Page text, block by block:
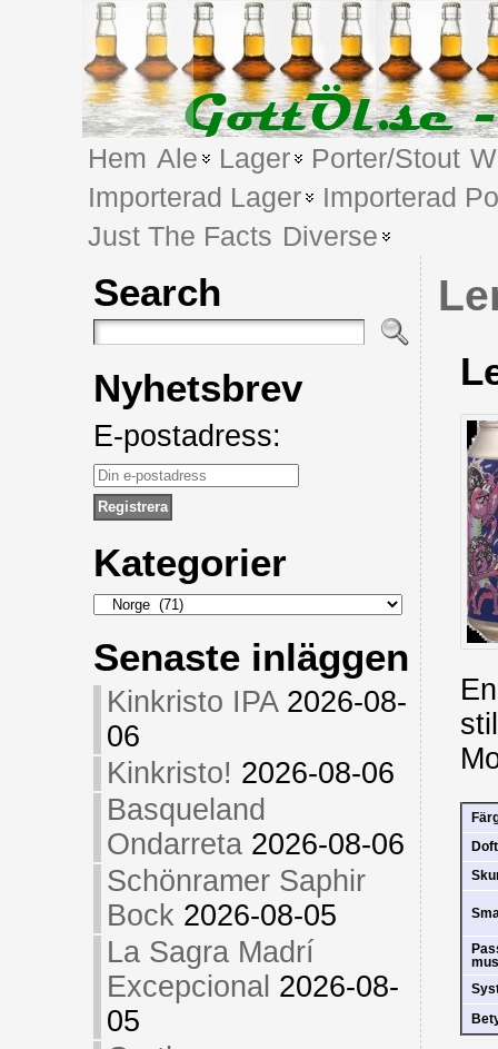
Hem Ale Lager Porter/Stout
Importerad Lager
Importerad
Just The Facts Diverse
Search
Nyhetsbrev
E-postadress:
Kategorier
Kategorier
Senaste inläggen
Kinkristo IPA 2026-08-
06
Kinkristo! 2026-08-06
Basqueland
Ondarreta 2026-08-06
Schönramer Saphir
Bock 2026-08-05
La Sagra Madrí
Excepcional 2026-08-
05
Doft